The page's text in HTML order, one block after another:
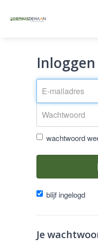
Inloggen
wachtwoord
blijf ingelogd
Je